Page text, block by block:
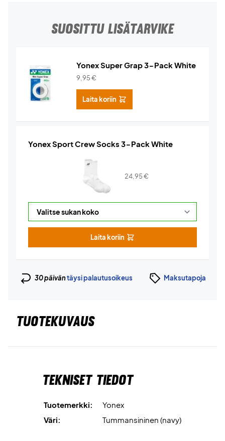
SUOSITTU LISÄTARVIKE
Yonex Super Grap 3-Pack White
9,95€
Laita koriin
Yonex Sport Crew Socks 3-Pack White
24,95€
Laita koriin
30 päiväntäysi palautusoikeus Maksutapoja
TUOTEKUVAUS
Tekniset tiedot
Tuotemerkki:
Yonex
Väri:
Tummansininen (navy)